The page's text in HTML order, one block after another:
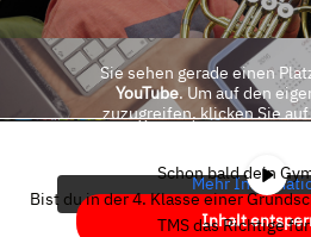
Sie sehen gerade einen
YouTube. Um auf den
zuzugreifen, klicken Sie
Mehr
Inhalt
Schon bald dein
Bist du in der 4. Klasse einer
TMS das Richtige